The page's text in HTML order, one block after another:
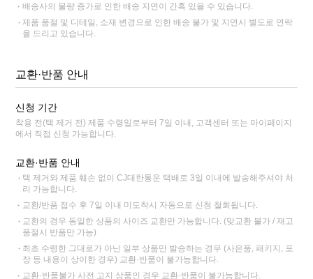
배송사의 물량 증가로 인한 배송 지연이 간혹 있을 수 있습니다.
제품 품절 및 디테일, 소재 변경으로 인한 배송 불가 및 지연시 별도로 연락
을 드리고 있습니다.
교환·반품 안내
신청 기간
착용 전(택 제거 전) 제품 수령일로부터 7일 이내, 고객센터 또는 마이페이지
에서 직접 신청 가능합니다.
교환·반품 안내
택 제거와 제품 훼손 없이 CJ대한통운 택배로 3일 이내에 발송해주셔야 처
리 가능합니다.
교환/반품 접수 후 7일 이내 미도착시 자동으로 신청 철회됩니다.
교환의 경우 동일한 상품의 사이즈 교환만 가능합니다. (맞교환 불가 / 재고
품절시 반품만 가능)
최초 수령한 그대로가 아닌 일부 상품만 발송하는 경우 (사은품, 패키지, 포
장 등 내용이 상이한 경우) 교환·반품이 불가능합니다.
교환·반품불가 사전 고지 상품인 경우 교환·반품이 불가능합니다.